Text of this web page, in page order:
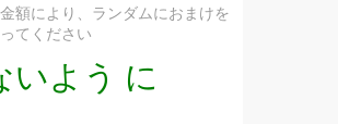
額により、ランダムにおまけを
てください
よう に